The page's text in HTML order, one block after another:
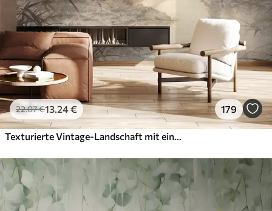
22.07€13 .24€ 179